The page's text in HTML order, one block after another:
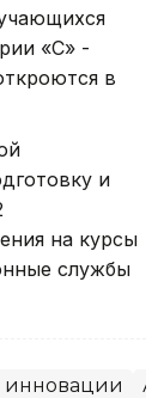
«С» -
в
и
на курсы
службы
инновации